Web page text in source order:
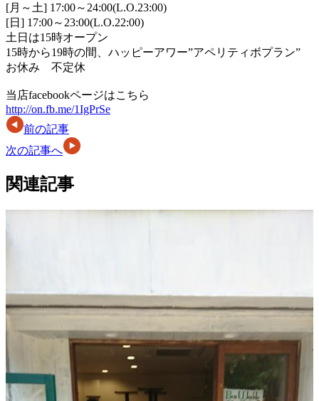
[月～土] 17:00～24:00(L.O.23:00)
[日] 17:00～23:00(L.O.22:00)
土日は15時オープン
15時から19時の間、ハッピーアワー”アペリティボプラン”
お休み 不定休
当店facebookページはこちら
http://on.fb.me/1IgPrSe
前の記事
次の記事へ
関連記事